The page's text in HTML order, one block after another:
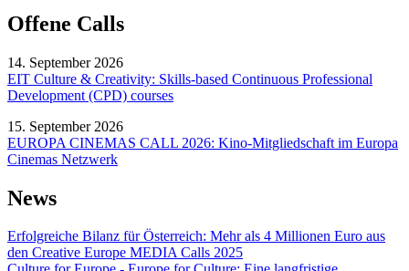
Offene Calls
14. September 2026
EIT Culture & Creativity: Skills-based Continuous Professional
Development (CPD) courses
15. September 2026
EUROPA CINEMAS CALL 2026: Kino-Mitgliedschaft im Europa
Cinemas Netzwerk
News
Erfolgreiche Bilanz für Österreich: Mehr als 4 Millionen Euro aus
den Creative Europe MEDIA Calls 2025